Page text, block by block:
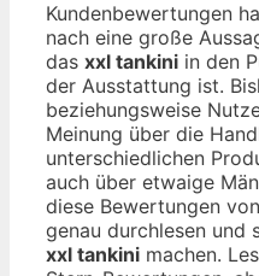
Kundenbewertungen
nach eine große
das xxl tankini in den
der Ausstattung ist.
beziehungsweise
Meinung über die
unterschiedlichen
auch über etwaige
diese Bewertungen
genau durchlesen und
xxl tankini machen.